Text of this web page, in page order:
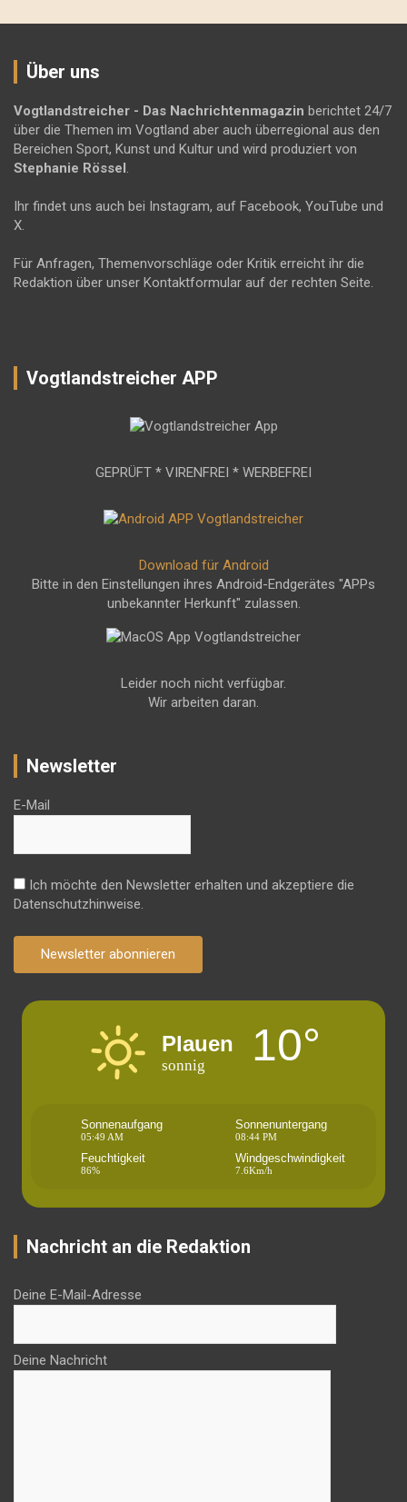
Über uns
Vogtlandstreicher - Das Nachrichtenmagazin berichtet 24/7
über die Themen im Vogtland aber auch überregional aus den
Bereichen Sport, Kunst und Kultur und wird produziert von
Stephanie Rössel .
Ihr findet uns auch bei Instagram, auf Facebook, YouTube und
X.
Für Anfragen, Themenvorschläge oder Kritik erreicht ihr die
Redaktion über unser Kontaktformular auf der rechten Seite.
Vogtlandstreicher APP
GEPRÜFT * VIRENFREI * WERBEFREI
Download für Android
Bitte in den Einstellungen ihres Android-Endgerätes "APPs
unbekannter Herkunft" zulassen.
Leider noch nicht verfügbar.
Wir arbeiten daran.
Newsletter
E-Mail
Ich möchte den Newsletter erhalten und akzeptiere die
Datenschutzhinweise.
Newsletter abonnieren
Plauen
sonnig 10°
Sonnenaufgang
05:49 AM
Sonnenuntergang
08:44 PM
Feuchtigkeit
86%
Windgeschwindigkeit
7.6Km/h
Nachricht an die Redaktion
Deine E-Mail-Adresse
Deine Nachricht